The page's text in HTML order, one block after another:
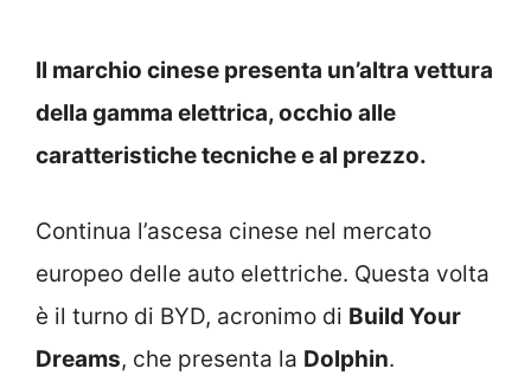
Il marchio cinese presenta un’altra vettura
della gamma elettrica, occhio alle
caratteristiche tecniche e al prezzo.
Continua l’ascesa cinese nel mercato
europeo delle auto elettriche. Questa volta
è il turno di BYD, acronimo di Build Your
Dreams, che presenta la Dolphin.